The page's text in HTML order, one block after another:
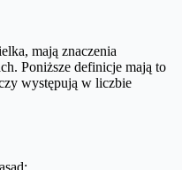
mają znaczenia
Poniższe definicje mają to
występują w liczbie